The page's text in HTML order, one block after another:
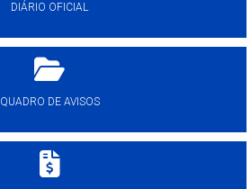
DIÁRIO OFICIAL
QUADRO DE AVISOS